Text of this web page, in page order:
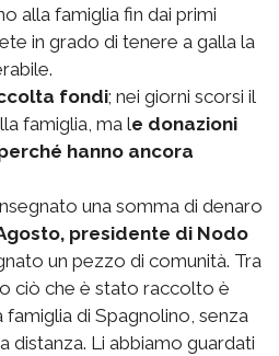
alla famiglia fin dai primi
in grado di tenere a galla la
fondi; nei giorni scorsi il
famiglia, ma le donazioni
hanno ancora
una somma di denaro
presidente di Nodo
un pezzo di comunità. Tra
ciò che è stato raccolto è
di Spagnolino, senza
distanza. Li abbiamo guardati